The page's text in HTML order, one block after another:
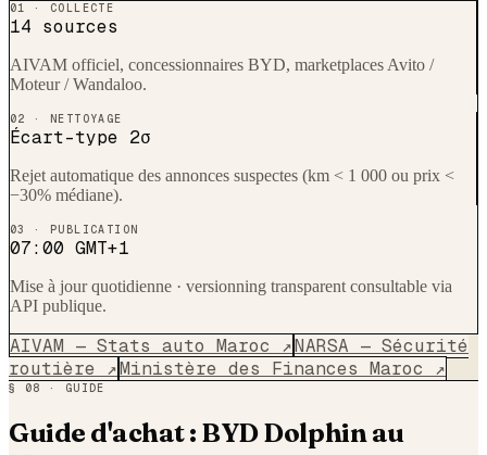
01 · COLLECTE
14 sources
AIVAM officiel, concessionnaires BYD, marketplaces Avito /
Moteur / Wandaloo.
02 · NETTOYAGE
Écart-type 2σ
Rejet automatique des annonces suspectes (km < 1 000 ou prix <
−30% médiane).
03 · PUBLICATION
07:00 GMT+1
Mise à jour quotidienne · versionning transparent consultable via
API publique.
AIVAM — Stats auto Maroc ↗NARSA — Sécurité
routière ↗Ministère des Finances Maroc ↗
§ 08 · GUIDE
Guide d'achat : BYDDolphinau